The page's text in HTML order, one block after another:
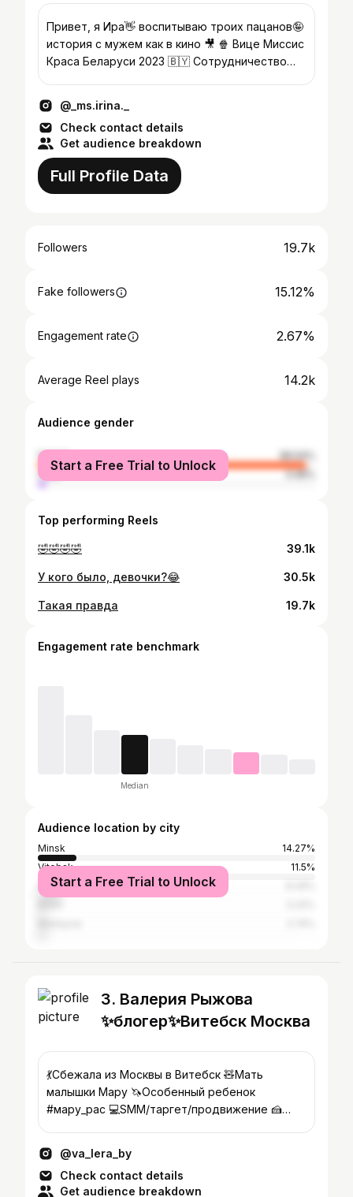
Привет, я Ира👋 воспитываю троих пацанов🤪
история с мужем как в кино 🎥 🍿 Вице Миссис
Краса Беларуси 2023 🇧🇾 Сотрудничество
@_ms.irina._
Check contact details
Get audience breakdown
Full Profile Data
Followers 19.7k
Fake followers 15.12%
Engagement rate 2.67%
Average Reel plays 14.2k
Audience gender
female
96.54%
male
3.46%
Start a Free Trial to Unlock
Top performing Reels
🤣🤣🤣🤣 39.1k
У кого было, девочки?😂 30.5k
Такая правда 19.7k
Engagement rate benchmark
Median
Audience location by city
Minsk
14.27%
Vitebsk
11.5%
Hrodna
Start a Free Trial to Unlock
3. Валерия Рыжова
✨блогер✨Витебск Москва
💃Сбежала из Москвы в Витебск 🧸Мать
малышки Мару 🦄Особенный ребенок
#мару_рас 💻SMM/таргет/продвижение 🍰
@va_lera_by
Check contact details
Get audience breakdown